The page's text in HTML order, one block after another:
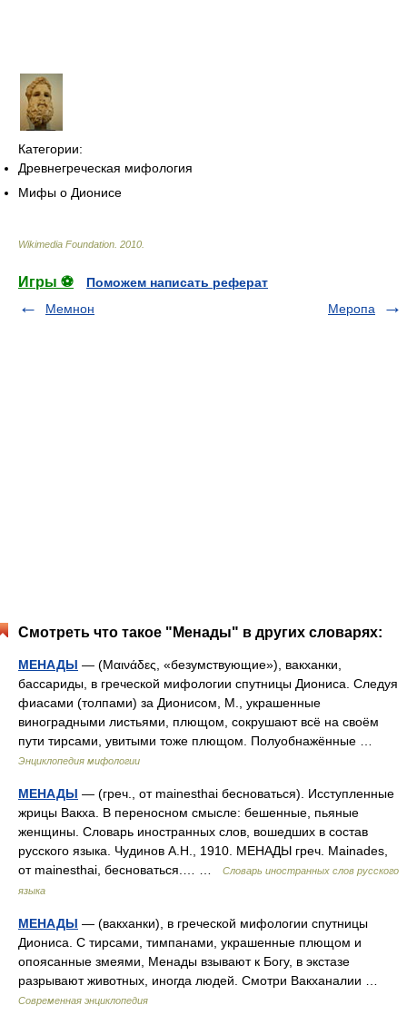
Категории:
Древнегреческая мифология
Мифы о Дионисе
Wikimedia Foundation 2010
Игры ⚽
Поможем написать реферат
Мемнон
Меропа
Смотреть что такое "Менады" в других словарях:
МЕНАДЫ — (Μαινάδες, «безумствующие»), вакханки,
бассариды, в греческой мифологии спутницы Диониса. Следуя
фиасами (толпами) за Дионисом, М., украшенные
виноградными листьями, плющом, сокрушают всё на своём
пути тирсами, увитыми тоже плющом. Полуобнажённые …
Энциклопедия мифологии
МЕНАДЫ — (греч., от mainesthai бесноваться). Исступленные
жрицы Вакха. В переносном смысле: бешенные, пьяные
женщины. Словарь иностранных слов, вошедших в состав
русского языка. Чудинов А.Н., 1910. МЕНАДЫ греч. Mainades,
от mainesthai, бесноваться.… …
Словарь иностранных слов русского
языка
МЕНАДЫ — (вакханки), в греческой мифологии спутницы
Диониса. С тирсами, тимпанами, украшенные плющом и
опоясанные змеями, Менады взывают к Богу, в экстазе
разрывают животных, иногда людей. Смотри Вакханалии …
Современная энциклопедия